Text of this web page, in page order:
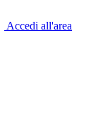
Accedi all'area